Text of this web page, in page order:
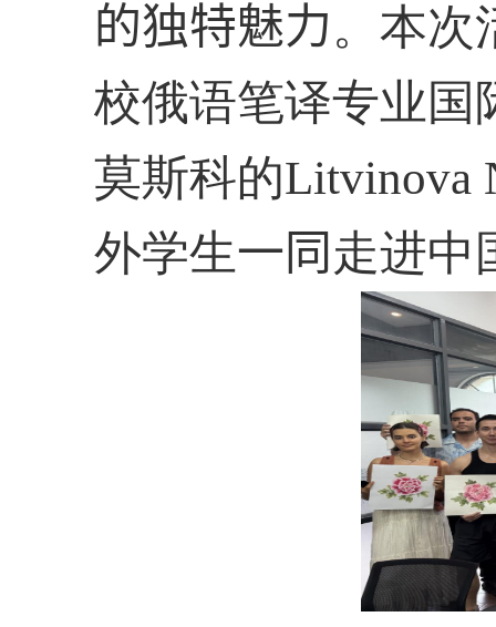
的独特魅力。本次
校俄语笔译专业国
莫斯科的Litvinova
外学生一同 走进中